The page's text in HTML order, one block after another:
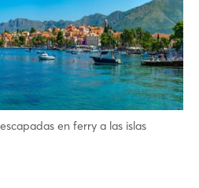
en ferry a las islas